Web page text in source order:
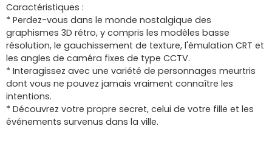
Caractéristiques :
* Perdez-vous dans le monde nostalgique des
graphismes 3D rétro, y compris les modèles basse
résolution, le gauchissement de texture, l'émulation CRT et
les angles de caméra fixes de type CCTV.
* Interagissez avec une variété de personnages meurtris
dont vous ne pouvez jamais vraiment connaître les
intentions.
* Découvrez votre propre secret, celui de votre fille et les
événements survenus dans la ville.